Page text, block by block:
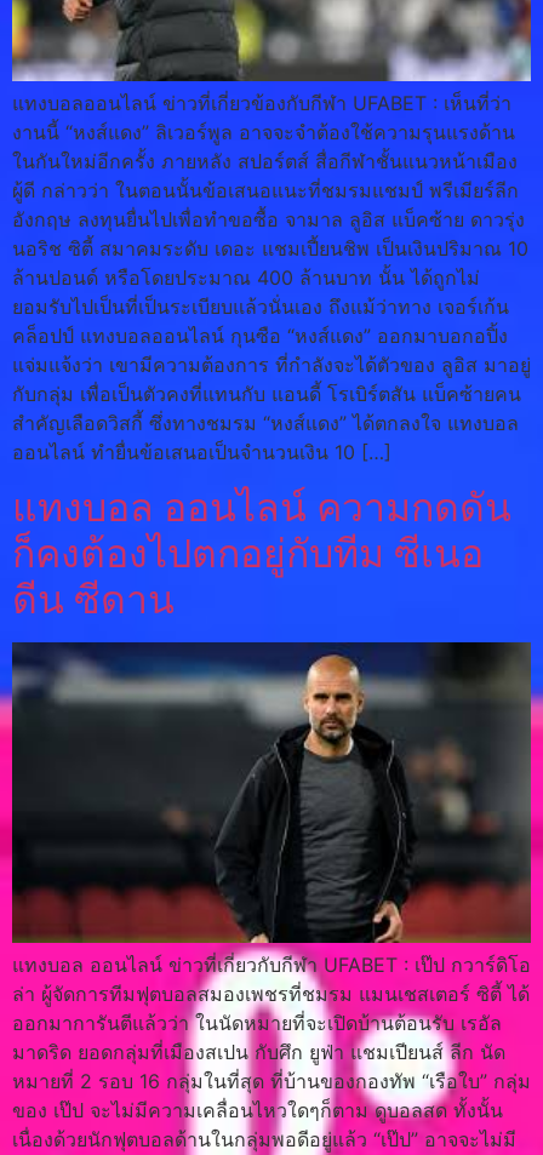
แทงบอลออนไลน์ ข่าวที่เกี่ยวข้องกับกีฬา UFABET : เห็นที่ว่า
งานนี้ “หงส์แดง” ลิเวอร์พูล อาจจะจำต้องใช้ความรุนแรงด้าน
ในกันใหม่อีกครั้ง ภายหลัง สปอร์ตส์ สื่อกีฬาชั้นแนวหน้าเมือง
ผู้ดี กล่าวว่า ในตอนนั้นข้อเสนอแนะที่ชมรมแชมป์ พรีเมียร์ลีก
อังกฤษ ลงทุนยื่นไปเพื่อทำขอซื้อ จามาล ลูอิส แบ็คซ้าย ดาวรุ่ง
นอริช ซิตี้ สมาคมระดับ เดอะ แชมเปี้ยนชิพ เป็นเงินปริมาณ 10
ล้านปอนด์ หรือโดยประมาณ 400 ล้านบาท นั้น ได้ถูกไม่
ยอมรับไปเป็นที่เป็นระเบียบแล้วนั่นเอง ถึงแม้ว่าทาง เจอร์เก้น
คล็อปป์ แทงบอลออนไลน์ กุนซือ “หงส์แดง” ออกมาบอกอปิ้ง
แจ่มแจ้งว่า เขามีความต้องการ ที่กำลังจะได้ตัวของ ลูอิส มาอยู่
กับกลุ่ม เพื่อเป็นตัวคงที่แทนกับ แอนดี้ โรเบิร์ตสัน แบ็คซ้ายคน
สำคัญเลือดวิสกี้ ซึ่งทางชมรม “หงส์แดง” ได้ตกลงใจ แทงบอล
ออนไลน์ ทำยื่นข้อเสนอเป็นจำนวนเงิน 10 […]
แทงบอล ออนไลน์ ความกดดัน
ก็คงต้องไปตกอยู่กับทีม ซีเนอ
ดีน ซีดาน
แทงบอล ออนไลน์ ข่าวที่เกี่ยวกับกีฬา UFABET : เป๊ป กวาร์ดิโอ
ล่า ผู้จัดการทีมฟุตบอลสมองเพชรที่ชมรม แมนเชสเตอร์ ซิตี้ ได้
ออกมาการันตีแล้วว่า ในนัดหมายที่จะเปิดบ้านต้อนรับ เรอัล
มาดริด ยอดกลุ่มที่เมืองสเปน กับศึก ยูฟ่า แชมเปียนส์ ลีก นัด
หมายที่ 2 รอบ 16 กลุ่มในที่สุด ที่บ้านของกองทัพ “เรือใบ” กลุ่ม
ของ เป๊ป จะไม่มีความเคลื่อนไหวใดๆก็ตาม ดูบอลสด ทั้งนั้น
เนื่องด้วยนักฟุตบอลด้านในกลุ่มพอดีอยู่แล้ว “เป๊ป” อาจจะไม่มี